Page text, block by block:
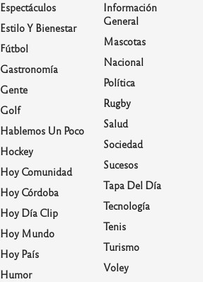
Espectáculos
Estilo Y Bienestar
Fútbol
Gastronomía
Gente
Golf
Hablemos Un Poco
Hockey
Hoy Comunidad
Hoy Córdoba
Hoy Día Clip
Hoy Mundo
Hoy País
Humor
Información
General
Mascotas
Nacional
Política
Rugby
Salud
Sociedad
Sucesos
Tapa Del Día
Tecnología
Tenis
Turismo
Voley